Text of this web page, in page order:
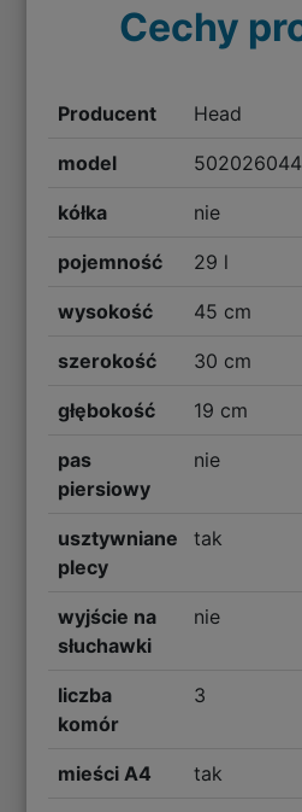
Cechy
Producent Head
model 502026044
kółka nie
pojemność 29 l
wysokość 45 cm
szerokość 30 cm
głębokość 19 cm
pas
piersiowy
nie
usztywniane
plecy
tak
wyjście na
słuchawki
nie
liczba
komór
3
mieści A4 tak